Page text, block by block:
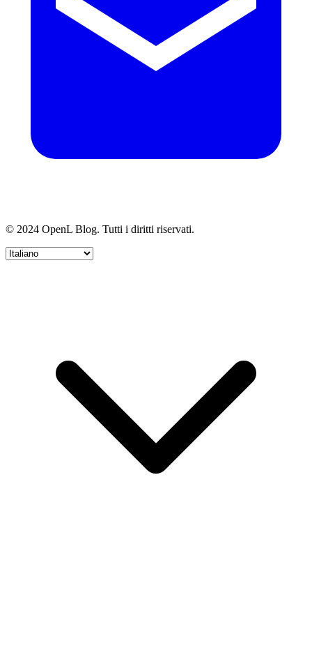
© 2024 OpenL Blog. Tutti i diritti riservati.